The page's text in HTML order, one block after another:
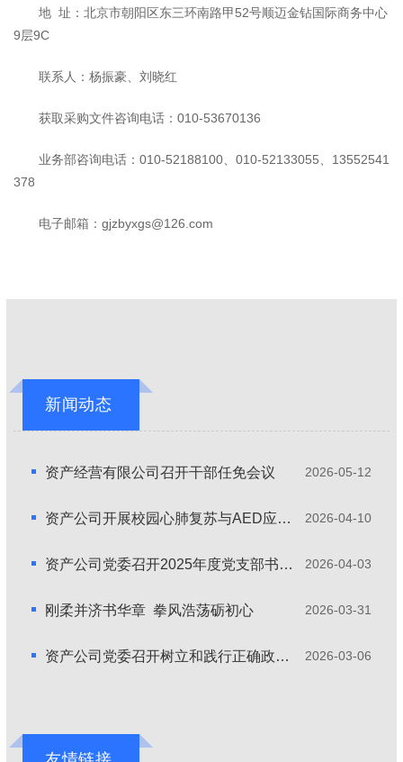
地 址：北京市朝阳区东三环南路甲52号顺迈金钻国际商务中心
9层9C
联系人：杨振豪、刘晓红
获取采购文件咨询电话：010-53670136
业务部咨询电话：010-52188100、010-52133055、13552541
378
电子邮箱：gjzbyxgs@126.com
新闻动态
2026-05-12
资产经营有限公司召开干部任免会议
2026-04-10
资产公司开展校园心肺复苏与AED应急救护培训
2026-04-03
资产公司党委召开2025年度党支部书记抓基层党建述职评议会
2026-03-31
刚柔并济书华章 拳风浩荡砺初心
2026-03-06
资产公司党委召开树立和践行正确政绩观学习教育启动部署会